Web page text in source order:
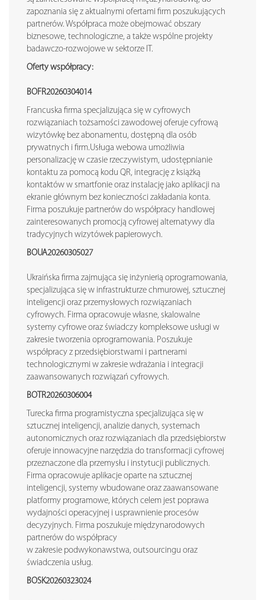
zapoznania się z aktualnymi ofertami firm poszukujących
partnerów. Współpraca może obejmować obszary
biznesowe, technologiczne, a także wspólne projekty
badawczo-rozwojowe w sektorze IT.
Oferty współpracy:
BOFR20260304014
Francuska firma specjalizująca się w cyfrowych
rozwiązaniach tożsamości zawodowej oferuje cyfrową
wizytówkę bez abonamentu, dostępną dla osób
prywatnych i firm.Usługa webowa umożliwia
personalizację w czasie rzeczywistym, udostępnianie
kontaktu za pomocą kodu QR, integrację z książką
kontaktów w smartfonie oraz instalację jako aplikacji na
ekranie głównym bez konieczności zakładania konta.
Firma poszukuje partnerów do współpracy handlowej
zainteresowanych promocją cyfrowej alternatywy dla
tradycyjnych wizytówek papierowych.
BOUA20260305027
Ukraińska firma zajmująca się inżynierią oprogramowania,
specjalizująca się w infrastrukturze chmurowej, sztucznej
inteligencji oraz przemysłowych rozwiązaniach
cyfrowych. Firma opracowuje własne, skalowalne
systemy cyfrowe oraz świadczy kompleksowe usługi w
zakresie tworzenia oprogramowania. Poszukuje
współpracy z przedsiębiorstwami i partnerami
technologicznymi w zakresie wdrażania i integracji
zaawansowanych rozwiązań cyfrowych.
BOTR20260306004
Turecka firma programistyczna specjalizująca się w
sztucznej inteligencji, analizie danych, systemach
autonomicznych oraz rozwiązaniach dla przedsiębiorstw
oferuje innowacyjne narzędzia do transformacji cyfrowej
przeznaczone dla przemysłu i instytucji publicznych.
Firma opracowuje aplikacje oparte na sztucznej
inteligencji, systemy wbudowane oraz zaawansowane
platformy programowe, których celem jest poprawa
wydajności operacyjnej i usprawnienie procesów
decyzyjnych. Firma poszukuje międzynarodowych
partnerów do współpracy
w zakresie podwykonawstwa, outsourcingu oraz
świadczenia usług.
BOSK20260323024